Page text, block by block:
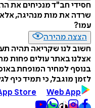
חסידי חב"ד מנכיחים את
שרדה את מות מנהיגה,
עמו?
הצצה מהירה
חשוב לנו שקריאה תהיה
אצלנו באתר עולים פחות
בנוסף למחיר המופחת
לזמן מוגבל, כי תמיד כיף
Store Web App